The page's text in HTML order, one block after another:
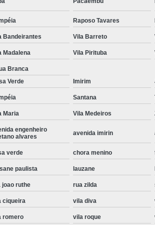
Instalação de
Instalação Eletrica
Instalação
Instalar
Samsung
Instalação de
Instalação Lava e
Instalação
Lava e Seca
Manutenção de Fogão
Raposo Tavares
Bandeirantes Vila Barreto
Madalena Vila Pirituba
Branca
Verde
Imirim
Santana
Maria Vila Medeiros
engenheiro
alvares
avenida imirin
verde chora menino
paulista lauzane
joao ruthe rua zilda
ciqueira vila diva
romero vila roque